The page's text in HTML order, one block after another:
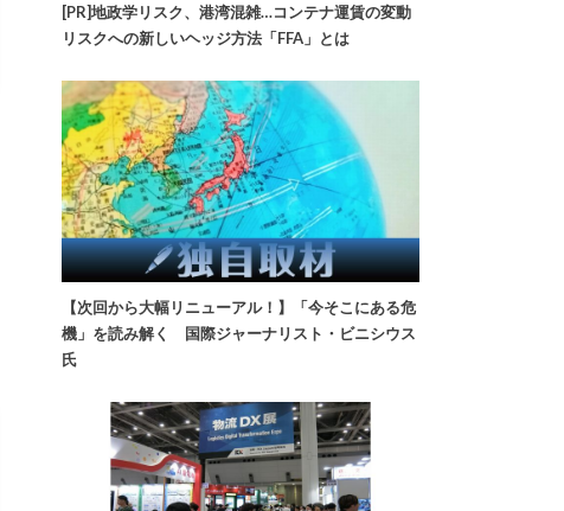
[PR]地政学リスク、港湾混雑…コンテナ運賃の変動
リスクへの新しいヘッジ方法「FFA」とは
【次回から大幅リニューアル！】「今そこにある危
機」を読み解く 国際ジャーナリスト・ビニシウス
氏